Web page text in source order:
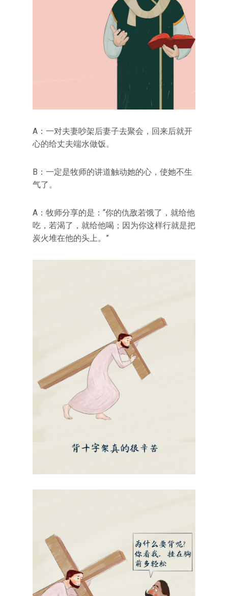
A：一对夫妻吵架后妻子去聚会，回来后就开
心的给丈夫端水做饭。
B：一定是牧师的讲道触动她的心，使她不生
气了。
A：牧师分享的是：“你的仇敌若饿了，就给他
吃，若渴了，就给他喝；因为你这样行就是把
炭火堆在他的头上。”